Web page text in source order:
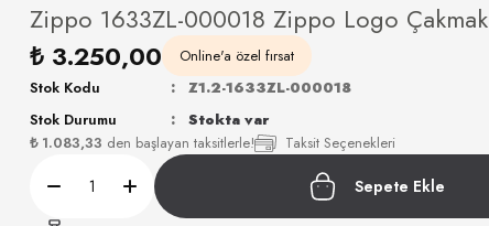
Zippo 1633ZL-000018 Zippo Logo Çakmak
₺ 3.250,00
Online'a özel fırsat
₺ 1.083,33 den başlayan taksitlerle! Taksit Seçenekleri
Stok Kodu
Z1.2-1633ZL-000018
Stok Durumu
Stokta var
Sepete Ekle